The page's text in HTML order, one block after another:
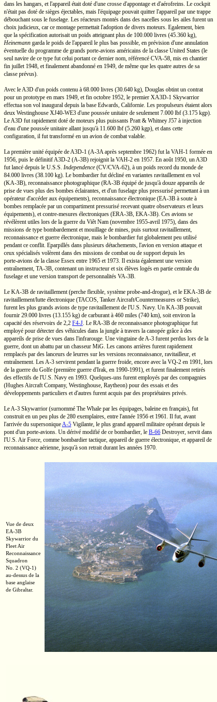
dans les hangars, et l'appareil était doté d'une crosse d'appontage et d'aérofreins. Le cockpit
n'était pas doté de sièges éjectables, mais l'équipage pouvait quitter l'appareil par une trappe
débouchant sous le fuselage. Les réacteurs montés dans des nacelles sous les ailes furent un
choix judicieux, car ce montage permettait l'adoption de divers moteurs. Egalement, bien
que la spécification autorisait un poids atteignant plus de 100.000 livres (45.360 kg),
Heinemann garda le poids de l'appareil le plus bas possible, en prévision d'une annulation
éventuelle du programme de grands porte-avions américains de la classe United States (le
seul navire de ce type fut celui portant ce dernier nom, référencé CVA-58, mis en chantier
fin juillet 1948, et finalement abandonné en 1949, de même que les quatre autres de sa
classe prévus).
Avec le A3D d'un poids contenu à 68.000 livres (30.640 kg), Douglas obtint un contrat
pour un prototype en mars 1949, et fin octobre 1952, le premier XA3D-1 Skywarrior
effectua son vol inaugural depuis la base Edwards, Californie. Les propulseurs étaient alors
deux Westinghouse XJ40-WE3 d'une poussée unitaire de seulement7.000 lbf (3.175 kgp).
Le A3D fut rapidement doté de moteurs plus puissants Pratt & Whitney J57 à injection
d'eau d'une poussée unitaire allant jusqu'à 11.600 lbf (5.260 kgp), et dans cette
configuration, il fut transformé en un avion de combat valable.
La première unité équipée deA3D-1 (A-3Aaprès septembre 1962) fut la VAH-1 formée en
1956, puis le définitifA3D-2 (A-3B) rejoignit la VAH-2 en 1957. En août 1950, un A3D
fut lancé depuis le U.S.S. Independence (CV/CVA-62), à un poids record du monde de
84.000 livres (38.100 kg). Le bombardier fut décliné en variantes ravitaillement en vol
(KA-3B), reconnaissance photographique (RA-3B équipé de jusqu'à douze appareils de
prise de vues plus des bombes éclairantes, et d'un fuselage plus pressurisé permettant à un
opérateur d'accéder aux équipements), reconnaissance électronique (EA-3B à soute à
bombes remplacée par un compartiment pressurisé recevant quatre observateurs et leurs
équipements), etcontre-mesures électroniques (ERA-3B, EKA-3B). Ces avions se
révélèrent utiles lors de la guerre du Viêt Nam (novembre 1955-avril 1975), dans des
missions de type bombardement et mouillage de mines, puis surtout ravitaillement,
reconnaissance et guerre électronique, mais le bombardier fut globalement peu utilisé
pendant ce conflit. Eparpillés dans plusieurs détachements, l'avion en version attaque et
ceux spécialisés volèrent dans des missions de combat ou de support depuis les
porte-avions de la classe Essex entre 1965 et 1973. Il exista également une version
entraînement, TA-3B, contenant un instructeur et six élèves logés en partie centrale du
fuselage et une version transport de personnalités VA-3B.
Le KA-3B de ravitaillement (perche flexible, système probe-and-drogue), et le EKA-3B de
ravitaillement/lutte électronique (TACOS, Tanker Aircraft/Countermeasures or Strike),
furent les plus grands avions de type ravitaillement de l'U.S. Navy. Un KA-3B pouvait
fournir 29.000 livres (13.155 kg) de carburant à 460 miles (740 km), soit environ la
capacité des réservoirs de 2,2 F4-J. Le RA-3B de reconnaissance photographique fut
employé pour détecter des véhicules dans la jungle à travers la canopée grâce à des
appareils de prise de vues dans l'infrarouge. Une vingtaine deA-3 furent perdus lors de la
guerre, dont un abattu par un chasseur MiG. Les canons arrières furent rapidement
remplacés par des lanceurs de leurres sur les versions reconnaissance, ravitailleur, et
entraînement. LesA-3 servirent pendant la guerre froide, encore avec la VQ-2 en 1991, lors
de la guerre du Golfe (première guerre d'Irak, en 1990-1991), et furent finalement retirés
des effectifs de l'U.S. Navy en 1993. Quelques-uns furent employés par des compagnies
(Hughes Aircraft Company, Westinghouse, Raytheon) pour des essais et des
développements particuliers et d'autres furent acquis par des propriétaires privés.
LeA-3 Skywarrior (surnommé The Whale par les équipages, baleine en français), fut
construit en un peu plus de 280 exemplaires, entre l'année 1956 et 1961. Il fut, avant
l'arrivée du supersoniqueA-5 Vigilante, le plus grand appareil militaire opérant depuis le
pont d'un porte-avions. Un dérivé modifié de ce bombardier, le B-66 Destroyer, servit dans
l'U.S. Air Force, comme bombardier tactique, appareil de guerre électronique, et appareil de
reconnaissance aérienne, jusqu'à son retrait durant les années 1970.
Vue de deux
EA-3B
Skywarrior du
Fleet Air
Reconnaissance
Squadron
No. 2 (VQ-1)
au-dessus de la
base anglaise
de Gibraltar.